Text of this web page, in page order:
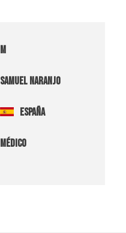
M
Samuel Naranjo
España
Médico